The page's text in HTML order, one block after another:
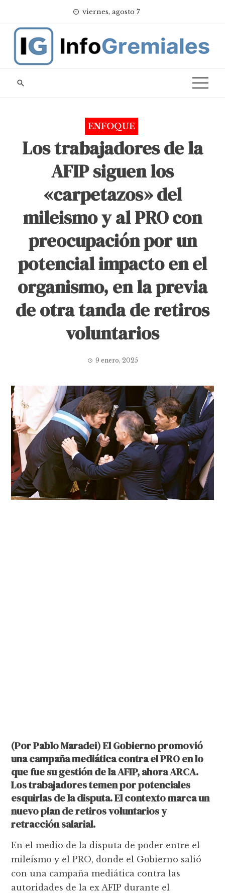
content
viernes, agosto 7
ENFOQUE
Los trabajadores de la
AFIP siguen los
«carpetazos» del
mileismo y al PRO con
preocupación por un
potencial impacto en el
organismo, en la previa
de otra tanda de retiros
voluntarios
9 enero, 2025
(Por Pablo Maradei) El Gobierno promovió
una campaña mediática contra el PRO en lo
que fue su gestión de la AFIP, ahora ARCA.
Los trabajadores temen por potenciales
esquirlas de la disputa. El contexto marca un
nuevo plan de retiros voluntarios y
retracción salarial.
En el medio de la disputa de poder entre el
mileísmo y el PRO, donde el Gobierno salió
con una campaña mediática contra las
autoridades de la ex AFIP durante el